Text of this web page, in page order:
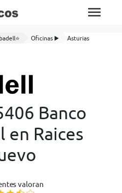
Oficinas ▶️
Asturias
Banco
en Raices
valoran